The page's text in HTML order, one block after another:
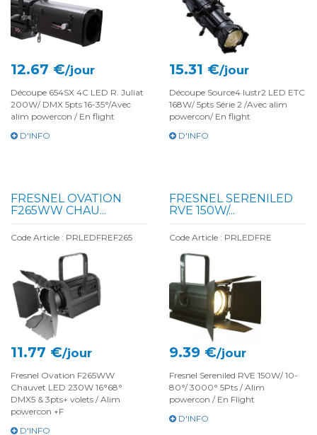
12.67 €/jour
Découpe 654SX 4C LED R. Juliat
200W/ DMX 5pts 16-35°/Avec
alim powercon / En flight
D'INFO
15.31 €/jour
Découpe Source4 lustr2 LED ETC
168W/ 5pts Série 2 /Avec alim
powercon/ En flight
D'INFO
FRESNEL OVATION
F265WW CHAU...
Code Article : PRLEDFREF265
11.77 €/jour
Fresnel Ovation F265WW
Chauvet LED 230W 16°68°
DMX5 & 3pts+ volets / Alim
powercon +F
D'INFO
FRESNEL SERENILED
RVE 150W/...
Code Article : PRLEDFRE
9.39 €/jour
Fresnel Sereniled RVE 150W/ 10-
80°/ 3000° 5Pts / Alim
powercon / En Flight
D'INFO